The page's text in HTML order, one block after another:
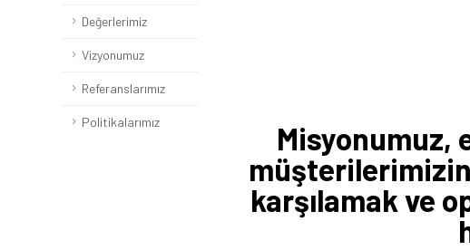
Değerlerimiz
Vizyonumuz
Referanslarımız
Politikalarımız
Misyonumuz,
müşterilerimizin
karşılamak ve